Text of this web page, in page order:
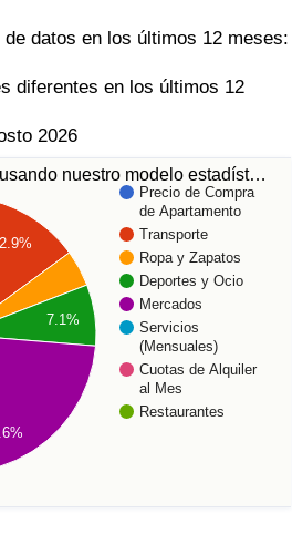
datos en los últimos 12 meses:
diferentes en los últimos 12
2026
nuestro modelo estadíst…
Precio de Compra
de Apartamento
Transporte
Ropa y Zapatos
Deportes y Ocio
Mercados
Servicios
(Mensuales)
Cuotas de Alquiler
al Mes
Restaurantes
7.1%